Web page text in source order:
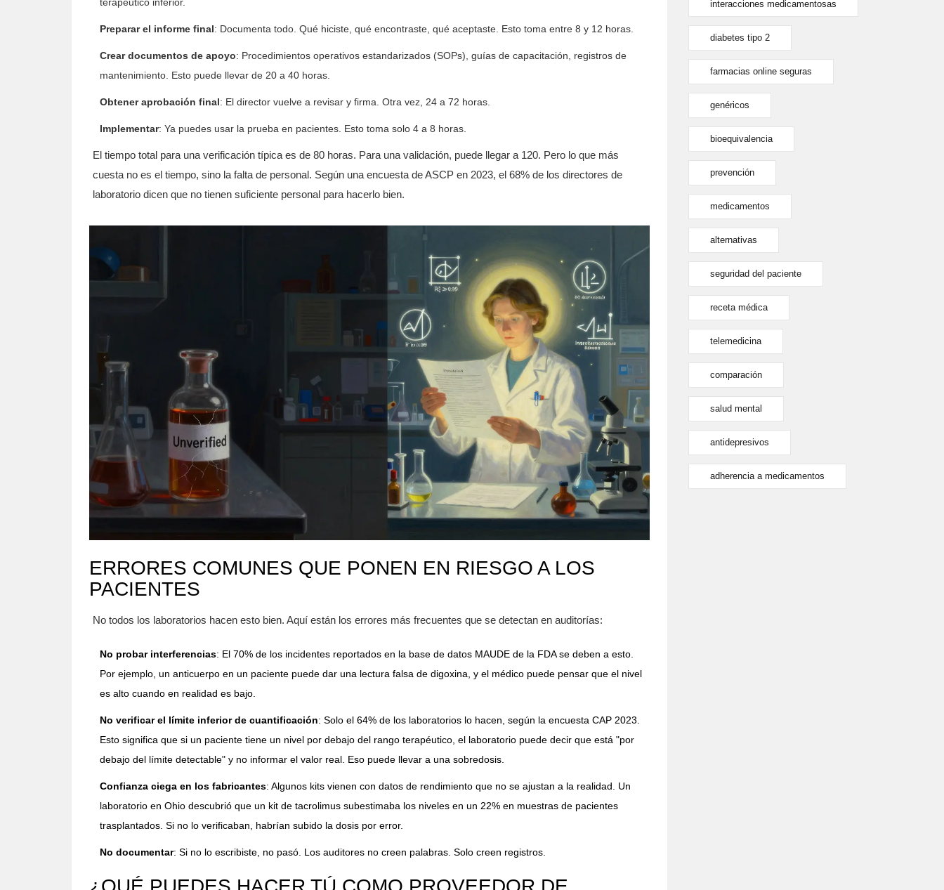
Preparar el informe final: Documenta todo. Qué hiciste, qué encontraste, qué aceptaste. Esto toma entre 8 y 12 horas.
Crear documentos de apoyo: Procedimientos operativos estandarizados (SOPs), guías de capacitación, registros de
mantenimiento. Esto puede llevar de 20 a 40 horas.
Obtener aprobación final: El director vuelve a revisar y firma. Otra vez, 24 a 72 horas.
Implementar: Ya puedes usar la prueba en pacientes. Esto toma solo 4 a 8 horas.
El tiempo total para una verificación típica es de 80 horas. Para una validación, puede llegar a 120. Pero lo que más
cuesta no es el tiempo, sino la falta de personal. Según una encuesta de ASCP en 2023, el 68% de los directores de
laboratorio dicen que no tienen suficiente personal para hacerlo bien.
ERRORES COMUNES QUE PONEN EN RIESGO A LOS
PACIENTES
No todos los laboratorios hacen esto bien. Aquí están los errores más frecuentes que se detectan en auditorías:
No probar interferencias: El 70% de los incidentes reportados en la base de datos MAUDE de la FDA se deben a esto.
Por ejemplo, un anticuerpo en un paciente puede dar una lectura falsa de digoxina, y el médico puede pensar que el nivel
es alto cuando en realidad es bajo.
No verificar el límite inferior de cuantificación: Solo el 64% de los laboratorios lo hacen, según la encuesta CAP 2023.
Esto significa que si un paciente tiene un nivel por debajo del rango terapéutico, el laboratorio puede decir que está "por
debajo del límite detectable" y no informar el valor real. Eso puede llevar a una sobredosis.
Confianza ciega en los fabricantes: Algunos kits vienen con datos de rendimiento que no se ajustan a la realidad. Un
laboratorio en Ohio descubrió que un kit de tacrolimus subestimaba los niveles en un 22% en muestras de pacientes
trasplantados. Si no lo verificaban, habrían subido la dosis por error.
No documentar: Si no lo escribiste, no pasó. Los auditores no creen palabras. Solo creen registros.
interacciones medicamentosas
diabetes tipo 2
farmacias online seguras
genéricos
bioequivalencia
prevención
medicamentos
alternativas
seguridad del paciente
receta médica
telemedicina
comparación
salud mental
antidepresivos
adherencia a medicamentos